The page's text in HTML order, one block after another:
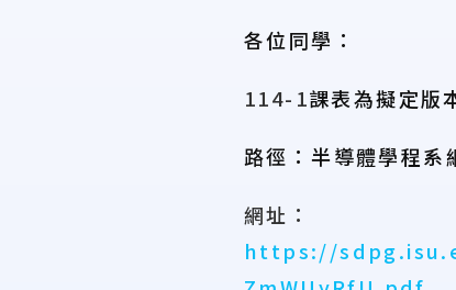
各位同學：
114-1課表為擬定版
路徑：半導體學程系
網址：
https://